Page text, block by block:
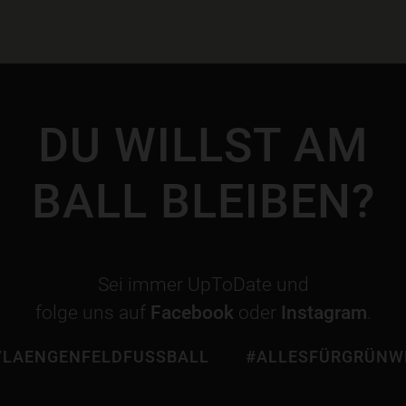
DU WILLST AM
BALL BLEIBEN?
Sei immer UpToDate und
folge uns auf Facebook oder Instagram.